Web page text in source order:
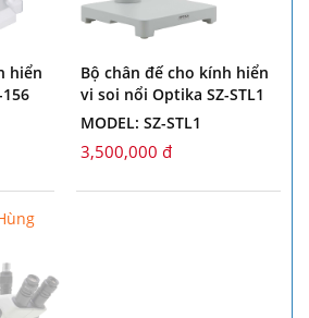
hiển
Bộ chân đế cho kính hiển
vi soi nổi Optika SZ-STL1
MODEL: SZ-STL1
3,500,000 đ